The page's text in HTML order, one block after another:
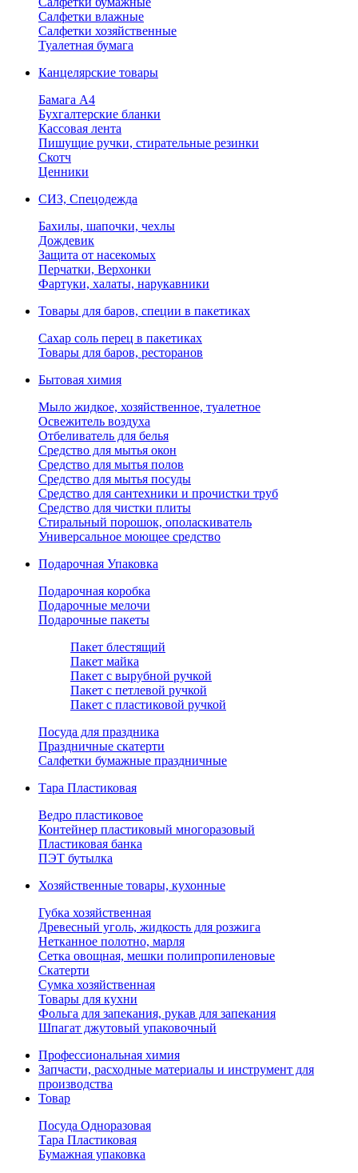
Салфетки влажные
Салфетки хозяйственные
Туалетная бумага
Канцелярские товары
Бамага А4
Бухгалтерские бланки
Кассовая лента
Пишущие ручки, стирательные резинки
Скотч
Ценники
СИЗ, Спецодежда
Бахилы, шапочки, чехлы
Дождевик
Защита от насекомых
Перчатки, Верхонки
Фартуки, халаты, нарукавники
Товары для баров, специи в пакетиках
Сахар соль перец в пакетиках
Товары для баров, ресторанов
Бытовая химия
Мыло жидкое, хозяйственное, туалетное
Освежитель воздуха
Отбеливатель для белья
Средство для мытья окон
Средство для мытья полов
Средство для мытья посуды
Средство для сантехники и прочистки труб
Средство для чистки плиты
Стиральный порошок, ополаскиватель
Универсальное моющее средство
Подарочная Упаковка
Подарочная коробка
Подарочные мелочи
Подарочные пакеты
Пакет блестящий
Пакет майка
Пакет с вырубной ручкой
Пакет с петлевой ручкой
Пакет с пластиковой ручкой
Посуда для праздника
Праздничные скатерти
Салфетки бумажные праздничные
Тара Пластиковая
Ведро пластиковое
Контейнер пластиковый многоразовый
Пластиковая банка
ПЭТ бутылка
Хозяйственные товары, кухонные
Губка хозяйственная
Древесный уголь, жидкость для розжига
Нетканное полотно, марля
Сетка овощная, мешки полипропиленовые
Скатерти
Сумка хозяйственная
Товары для кухни
Фольга для запекания, рукав для запекания
Шпагат джутовый упаковочный
Профессиональная химия
Запчасти, расходные материалы и инструмент для
производства
Товар
Посуда Одноразовая
Тара Пластиковая
Бумажная упаковка